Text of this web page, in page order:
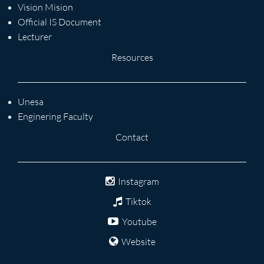
Vision Mision
Official IS Document
Lecturer
Resources
Unesa
Enginering Faculty
Contact
Instagram
Tiktok
Youtube
Website